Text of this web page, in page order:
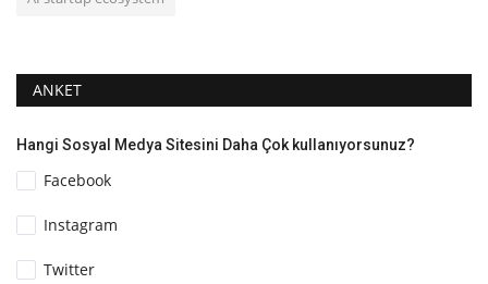
ANKET
Hangi Sosyal Medya Sitesini Daha Çok kullanıyorsunuz?
Facebook
Instagram
Twitter